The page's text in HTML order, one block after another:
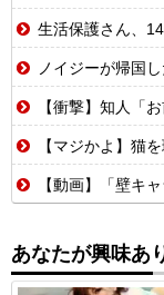
生活保護さん、
ノイジーが帰国し
【衝撃】知人「お前
【マジかよ】猫を理
【動画】「壁キャ
あなたが興味あ